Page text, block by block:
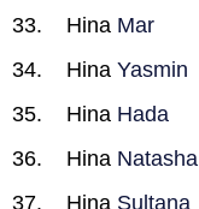
Hina Mar
Hina Yasmin
Hina Hada
Hina Natasha
Hina Sultana